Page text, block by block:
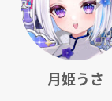
月姫うさ